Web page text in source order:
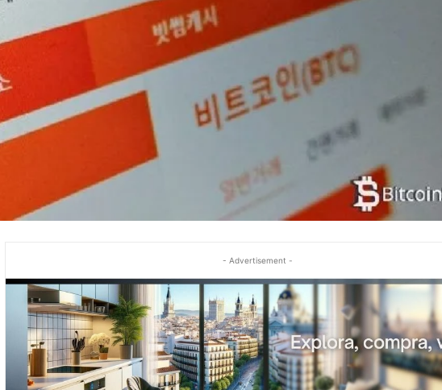
- Advertisement -